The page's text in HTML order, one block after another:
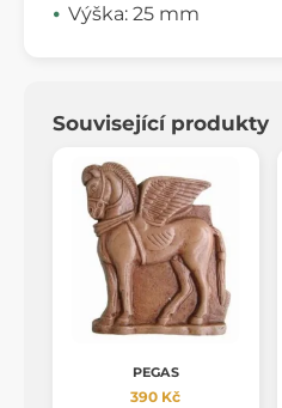
Výška: 25 mm
Související produkty
PEGAS
390 Kč